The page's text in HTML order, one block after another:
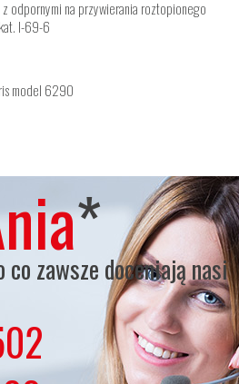
odpornymi na przywierania roztopionego
I-69-6
model 6290
*
co zawsze doceniają nasi